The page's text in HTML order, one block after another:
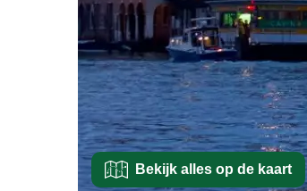
Bekijk alles op de kaart